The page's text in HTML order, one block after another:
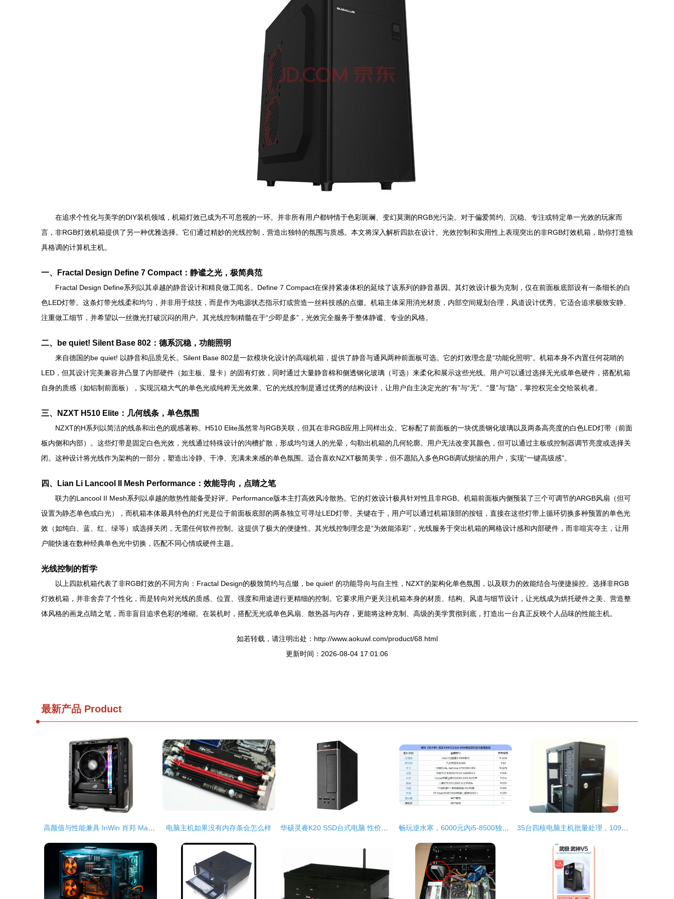
在追求个性化与美学的DIY装机领域，机箱灯效已成为不可忽视的一环。并非所有用户都钟情于色彩斑斓、变幻莫测的RGB光污染。对于偏爱简约、沉稳、专注或特定单一光效的玩家而
言，非RGB灯效机箱提供了另一种优雅选择。它们通过精妙的光线控制，营造出独特的氛围与质感。本文将深入解析四款在设计、光效控制和实用性上表现突出的非RGB灯效机箱，助你打造独
具格调的计算机主机。
一、Fractal Design Define 7 Compact：静谧之光，极简典范
Fractal Design Define系列以其卓越的静音设计和精良做工闻名。Define 7 Compact在保持紧凑体积的延续了该系列的静音基因。其灯效设计极为克制，仅在前面板底部设有一条细长的白
色LED灯带。这条灯带光线柔和均匀，并非用于炫技，而是作为电源状态指示灯或营造一丝科技感的点缀。机箱主体采用消光材质，内部空间规划合理，风道设计优秀。它适合追求极致安静、
注重做工细节，并希望以一丝微光打破沉闷的用户。其光线控制精髓在于“少即是多”，光效完全服务于整体静谧、专业的风格。
二、be quiet! Silent Base 802：德系沉稳，功能照明
来自德国的be quiet! 以静音和品质见长。Silent Base 802是一款模块化设计的高端机箱，提供了静音与通风两种前面板可选。它的灯效理念是“功能化照明”。机箱本身不内置任何花哨的
LED，但其设计完美兼容并凸显了内部硬件（如主板、显卡）的固有灯效，同时通过大量静音棉和侧透钢化玻璃（可选）来柔化和展示这些光线。用户可以通过选择无光或单色硬件，搭配机箱
自身的质感（如铝制前面板），实现沉稳大气的单色光或纯粹无光效果。它的光线控制是通过优秀的结构设计，让用户自主决定光的“有”与“无”、“显”与“隐”，掌控权完全交给装机者。
三、NZXT H510 Elite：几何线条，单色氛围
NZXT的H系列以简洁的线条和出色的观感著称。H510 Elite虽然常与RGB关联，但其在非RGB应用上同样出众。它标配了前面板的一块优质钢化玻璃以及两条高亮度的白色LED灯带（前面
板内侧和内部）。这些灯带是固定白色光效，光线通过特殊设计的沟槽扩散，形成均匀迷人的光晕，勾勒出机箱的几何轮廓。用户无法改变其颜色，但可以通过主板或控制器调节亮度或选择关
闭。这种设计将光线作为架构的一部分，塑造出冷静、干净、充满未来感的单色氛围。适合喜欢NZXT极简美学，但不愿陷入多色RGB调试烦恼的用户，实现“一键高级感”。
四、Lian Li Lancool II Mesh Performance：效能导向，点睛之笔
联力的Lancool II Mesh系列以卓越的散热性能备受好评。Performance版本主打高效风冷散热。它的灯效设计极具针对性且非RGB。机箱前面板内侧预装了三个可调节的ARGB风扇（但可
设置为静态单色或白光），而机箱本体最具特色的灯光是位于前面板底部的两条独立可寻址LED灯带。关键在于，用户可以通过机箱顶部的按钮，直接在这些灯带上循环切换多种预置的单色光
效（如纯白、蓝、红、绿等）或选择关闭，无需任何软件控制。这提供了极大的便捷性。其光线控制理念是“为效能添彩”，光线服务于突出机箱的网格设计感和内部硬件，而非喧宾夺主，让用
户能快速在数种经典单色光中切换，匹配不同心情或硬件主题。
光线控制的哲学
以上四款机箱代表了非RGB灯效的不同方向：Fractal Design的极致简约与点缀，be quiet! 的功能导向与自主性，NZXT的架构化单色氛围，以及联力的效能结合与便捷操控。选择非RGB
灯效机箱，并非舍弃了个性化，而是转向对光线的质感、位置、强度和用途进行更精细的控制。它要求用户更关注机箱本身的材质、结构、风道与细节设计，让光线成为烘托硬件之美、营造整
体风格的画龙点睛之笔，而非盲目追求色彩的堆砌。在装机时，搭配无光或单色风扇、散热器与内存，更能将这种克制、高级的美学贯彻到底，打造出一台真正反映个人品味的性能主机。
如若转载，请注明出处：http://www.aokuwl.com/product/68.html
更新时间：2026-08-04 17:01:06
最新产品 Product
电脑主机如果没有内存条会怎么样